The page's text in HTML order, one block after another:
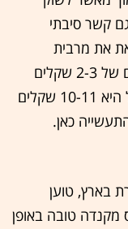
קשר סיבתי
את מרבית
הקנאביס לישראל, במחירים מאוד נמוכים של 2-3 שקלים
לגרם בשוק הסיטוני, בזמן שעלות הגידול היא 10-11 שקלים
כאן.
בארץ, טוען
מקנדה טובה באופן